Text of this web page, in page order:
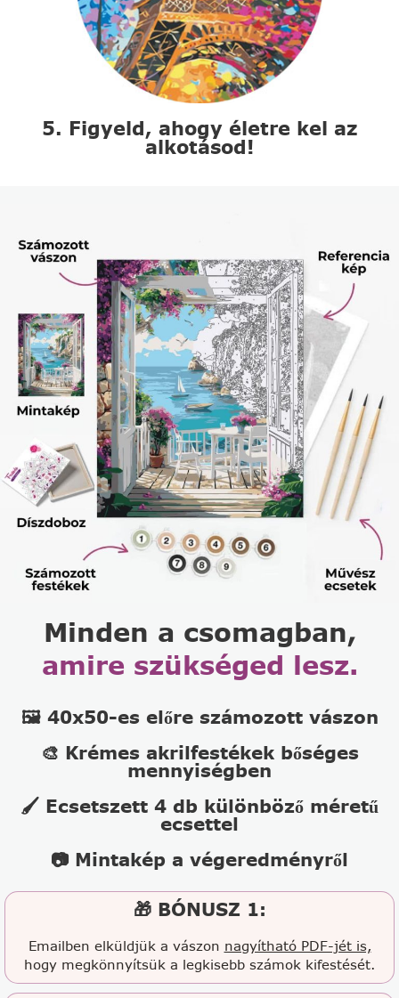
5. Figyeld, ahogy életre kel az
alkotásod!
Minden a csomagban,
amire szükséged lesz.
🖼️ 40x50-es előre számozott vászon
🎨 Krémes akrilfestékek bőséges
mennyiségben
🖌️ Ecsetszett 4 db különböző méretű
ecsettel
📷 Mintakép a végeredményről
🎁 BÓNUSZ 1:
Emailben elküldjük a vászon nagyítható PDF-jét is,
hogy megkönnyítsük a legkisebb számok kifestését.